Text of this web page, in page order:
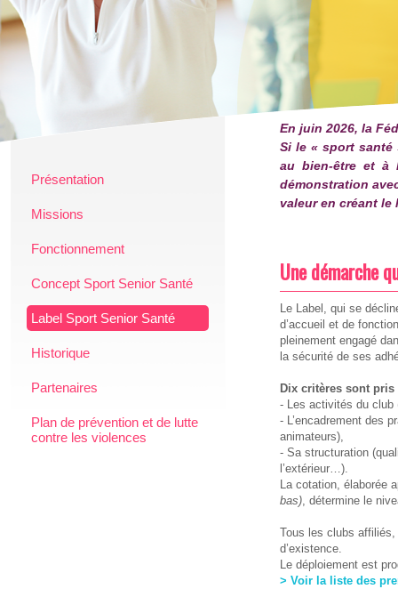
Présentation
Missions
Fonctionnement
Concept Sport Senior Santé
Label Sport Senior Santé
Historique
Partenaires
Plan de prévention et de lutte
contre les violences
En juin 2026, la
Si le « sport santé
au bien-être et à
démonstration
valeur en créant le
Une démarche
Le Label, qui se
d’accueil et de
pleinement engagé
la sécurité de ses
Dix critères sont
- Les activités du club
- L’encadrement des
animateurs),
- Sa structuration
l’extérieur…).
La cotation, élaborée
bas), détermine le
Tous les clubs
d’existence.
Le déploiement est
> Voir la liste des